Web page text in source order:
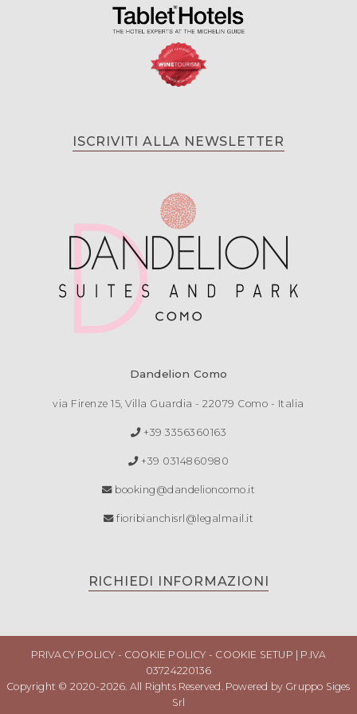
ISCRIVITI ALLA NEWSLETTER
Dandelion Como
via Firenze 15, Villa Guardia - 22079 Como - Italia
+39 3356360163
+39 0314860980
booking@dandelioncomo.it
fioribianchisrl@legalmail.it
RICHIEDI INFORMAZIONI
PRIVACY POLICY - COOKIE POLICY - COOKIE SETUP | P.IVA
03724220136
Copyright © 2020-2026. All Rights Reserved. Powered by Gruppo Siges
Srl